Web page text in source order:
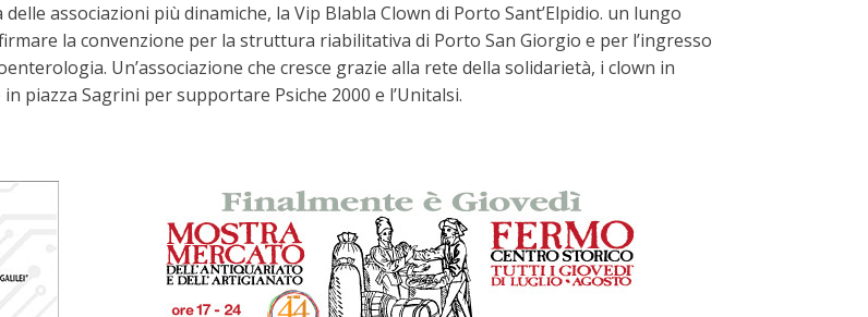
associazioni più dinamiche, la Vip Blabla Clown di Porto Sant’Elpidio. un lungo
la convenzione per la struttura riabilitativa di Porto San Giorgio e per l’ingresso
Un’associazione che cresce grazie alla rete della solidarietà, i clown in
piazza Sagrini per supportare Psiche 2000 e l’Unitalsi.